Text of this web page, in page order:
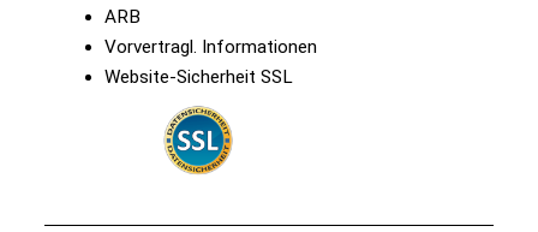
ARB
Vorvertragl. Informationen
Website-Sicherheit SSL